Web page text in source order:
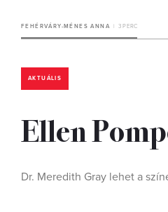
FEHÉRVÁRY-MÉNES ANNA 3 PERC
AKTUÁLIS
Ellen
Dr. Meredith Gray lehet a